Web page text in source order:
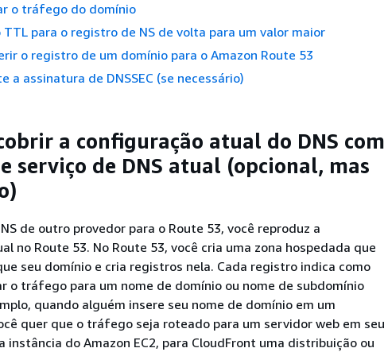
o tráfego do domínio
para o registro de NS de volta para um valor maior
o registro de um domínio para o Amazon Route 53
a assinatura de DNSSEC (se necessário)
a configuração atual do DNS com
serviço de DNS atual (opcional, mas
de outro provedor para o Route 53, você reproduz a
no Route 53. No Route 53, você cria uma zona hospedada que
seu domínio e cria registros nela. Cada registro indica como
o tráfego para um nome de domínio ou nome de subdomínio
quando alguém insere seu nome de domínio em um
quer que o tráfego seja roteado para um servidor web em seu
instância do Amazon EC2, para CloudFront uma distribuição ou